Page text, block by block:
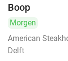
Boop
Morgen
American
Delft